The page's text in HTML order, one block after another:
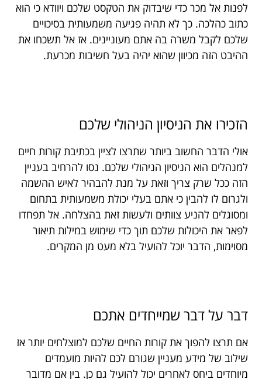
לפנות אל מכר כדי שיבדוק את הטקסט שלכם ויוודא כי הוא
כתוב כהלכה. כך לא תהיה פגיעה משמעותית בסיכויים
שלכם לקבל משרה בה אתם מעוניינים. אז אל תשכחו את
ההיבט הזה מכיוון שהוא יהיה בעל חשיבות מכרעת.
הזכירו את הניסיון הניהולי שלכם
אולי הדבר החשוב ביותר שתרצו לציין בכתיבת קורות חיים
למנהלים הוא הניסיון הניהולי שלכם. נסו להרחיב בעניין
הזה ככל שרק צריך וזאת על מנת להבהיר לאיש ההשמה
ולגרום לו להבין כי אתם בעלי יכולת משמעותית בתחום
ומסוגלים להניע צוותים ולעשות זאת בהצלחה. אל תפחדו
לפאר את היכולות שלכם תוך כדי שימוש במילות תיאור
מסוימות, הדבר יוכל להועיל בלא מעט מן המקרים.
דבר על דבר שמייחדים אתכם
אם תרצו להפוך את קורות החיים שלכם למוצלחים יותר אז
שילוב של מידע מעניין שגורם לכם להיות מועמדים
מיוחדים ביחס לאחרים יכול להועיל גם כן. בין אם מדובר